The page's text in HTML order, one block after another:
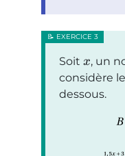
Soit x, un
considère
dessous.